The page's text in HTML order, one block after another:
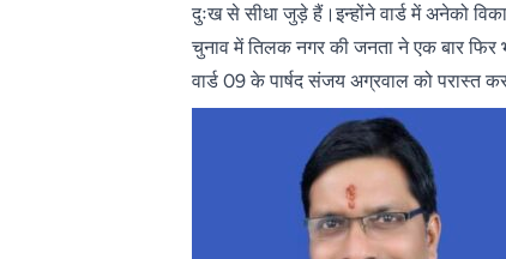
दुःख से सीधा जुड़े हैं।इन्होंने वार्ड में अनेको
चुनाव में तिलक नगर की जनता ने एक बार फिर
वार्ड 09 के पार्षद संजय अग्रवाल को परास्त